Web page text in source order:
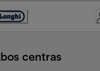
centras